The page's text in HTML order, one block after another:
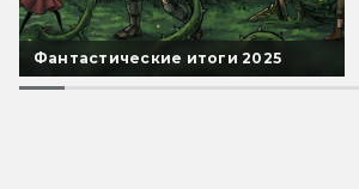
Фантастические итоги 2025